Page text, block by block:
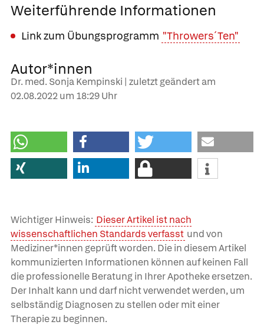
Weiterführende Informationen
Link zum Übungsprogramm "Throwers´Ten"
Autor*innen
Dr. med. Sonja Kempinski | zuletzt geändert am
02.08.2022um 18:29 Uhr
Wichtiger Hinweis: Dieser Artikel ist nach
wissenschaftlichen Standards verfasst und von
Mediziner*innen geprüft worden. Die in diesem Artikel
kommunizierten Informationen können auf keinen Fall
die professionelle Beratung in Ihrer Apotheke ersetzen.
Der Inhalt kann und darf nicht verwendet werden, um
selbständig Diagnosen zu stellen oder mit einer
Therapie zu beginnen.